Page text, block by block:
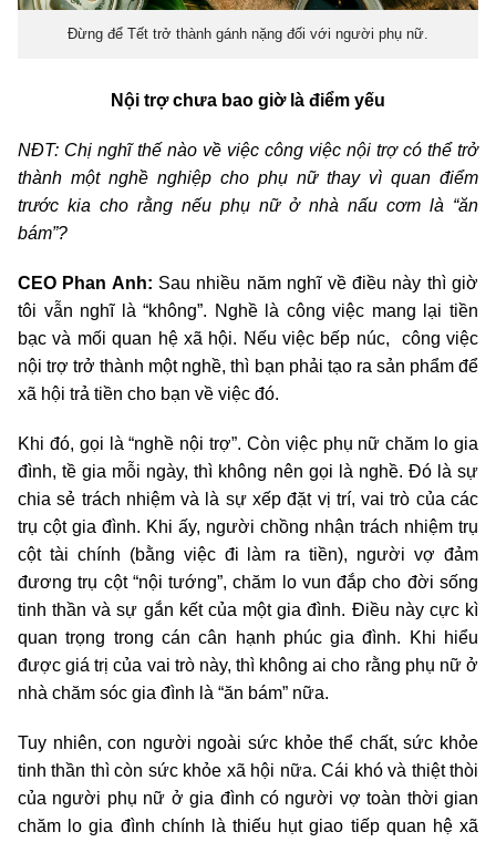
Đừng để Tết trở thành gánh nặng đối với người phụ nữ.
Nội trợ chưa bao giờ là điểm yếu
NĐT: Chị nghĩ thế nào về việc công việc nội trợ có thể trở
thành một nghề nghiệp cho phụ nữ thay vì quan điểm
trước kia cho rằng nếu phụ nữ ở nhà nấu cơm là “ăn
bám”?
CEO Phan Anh: Sau nhiều năm nghĩ về điều này thì giờ
tôi vẫn nghĩ là “không”. Nghề là công việc mang lại tiền
bạc và mối quan hệ xã hội. Nếu việc bếp núc, công việc
nội trợ trở thành một nghề, thì bạn phải tạo ra sản phẩm để
xã hội trả tiền cho bạn về việc đó.
Khi đó, gọi là “nghề nội trợ”. Còn việc phụ nữ chăm lo gia
đình, tề gia mỗi ngày, thì không nên gọi là nghề. Đó là sự
chia sẻ trách nhiệm và là sự xếp đặt vị trí, vai trò của các
trụ cột gia đình. Khi ấy, người chồng nhận trách nhiệm trụ
cột tài chính (bằng việc đi làm ra tiền), người vợ đảm
đương trụ cột “nội tướng”, chăm lo vun đắp cho đời sống
tinh thần và sự gắn kết của một gia đình. Điều này cực kì
quan trọng trong cán cân hạnh phúc gia đình. Khi hiểu
được giá trị của vai trò này, thì không ai cho rằng phụ nữ ở
nhà chăm sóc gia đình là “ăn bám” nữa.
Tuy nhiên, con người ngoài sức khỏe thể chất, sức khỏe
tinh thần thì còn sức khỏe xã hội nữa. Cái khó và thiệt thòi
của người phụ nữ ở gia đình có người vợ toàn thời gian
chăm lo gia đình chính là thiếu hụt giao tiếp quan hệ xã